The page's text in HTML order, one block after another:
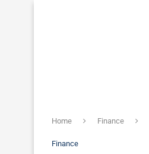
Home Finance
Finance